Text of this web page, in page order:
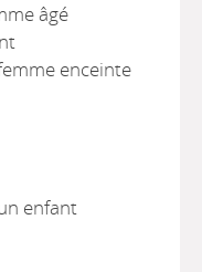
âgé
enceinte
enfant